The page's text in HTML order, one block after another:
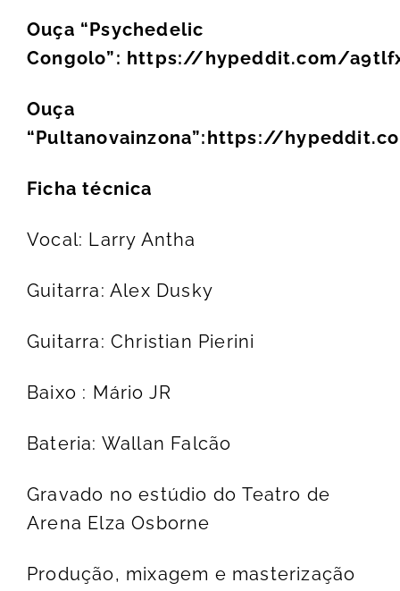
Ouça “Psychedelic
Congolo”: https://hypeddit.com/
Ouça
“Pultanovainzona”:https://
Ficha técnica
Vocal: Larry Antha
Guitarra: Alex Dusky
Guitarra: Christian Pierini
Baixo : Mário JR
Bateria: Wallan Falcão
Gravado no estúdio do Teatro de
Arena Elza Osborne
Produção, mixagem e masterização